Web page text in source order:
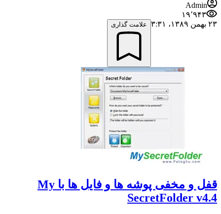
Admin
۱۹٬۹۴۳
۲۳ بهمن ۱۳۸۹،‏ ۳:۳۱
علامت گذاری
قفل و مخفی پوشه ها و فایل ها با My
SecretFolder v4.4